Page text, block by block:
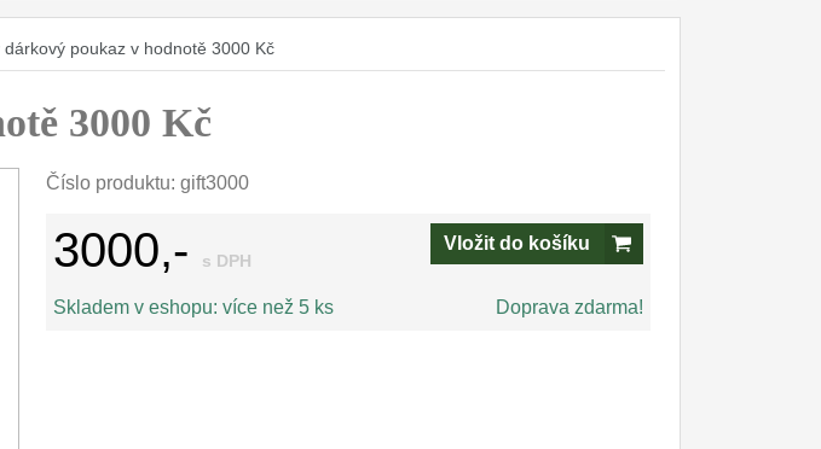
dárkový poukaz v hodnotě 3000 Kč
3000 Kč
Číslo produktu: gift3000
3000,- s DPH
Vložit do košíku
Skladem v eshopu: více než 5 ks Doprava zdarma!